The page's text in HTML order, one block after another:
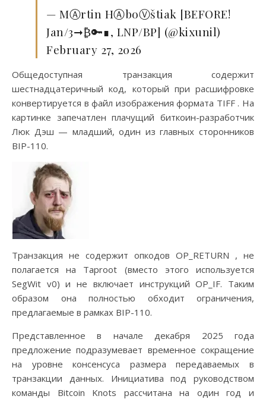
— MⒶrtin HⒶboⓋštiak [BEFORE!
Jan/3➞₿🔑∎, LNP/BP] (@kixunil)
February 27, 2026
Общедоступная транзакция содержит
шестнадцатеричный код, который при расшифровке
конвертируется в файл изображения формата TIFF . На
картинке запечатлен плачущий биткоин-разработчик
Люк Дэш — младший, один из главных сторонников
BIP-110.
Транзакция не содержит опкодов OP_RETURN , не
полагается на Taproot (вместо этого используется
SegWit v0) и не включает инструкций OP_IF. Таким
образом она полностью обходит ограничения,
предлагаемые в рамках BIP-110.
Представленное в начале декабря 2025 года
предложение подразумевает временное сокращение
на уровне консенсуса размера передаваемых в
транзакции данных. Инициатива под руководством
команды Bitcoin Knots рассчитана на один год и